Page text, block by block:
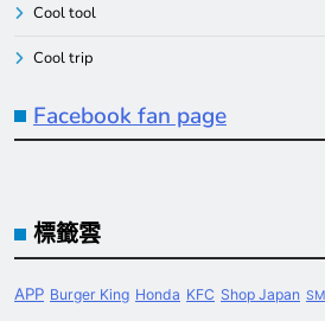
Cool tool
Cool trip
Facebook fan page
標籤雲
APP Burger King Honda KFC Shop Japan